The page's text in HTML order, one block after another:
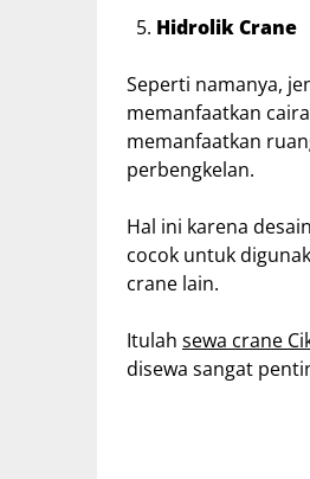
Hidrolik Crane
Seperti namanya,
memanfaatkan
memanfaatkan
perbengkelan.
Hal ini karena
cocok untuk
crane lain.
Itulah sewa crane
disewa sangat